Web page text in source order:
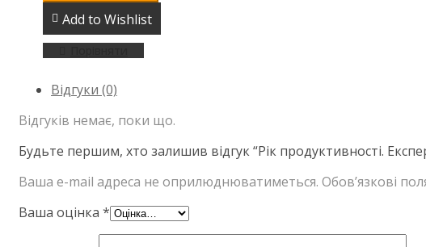
Add to Wishlist
Відгуки (0)
Відгуків немає, поки що.
Будьте першим, хто залишив відгук “Рік продуктивності.
Ваша e-mail адреса не оприлюднюватиметься. Обов’язкові
Ваша оцінка *